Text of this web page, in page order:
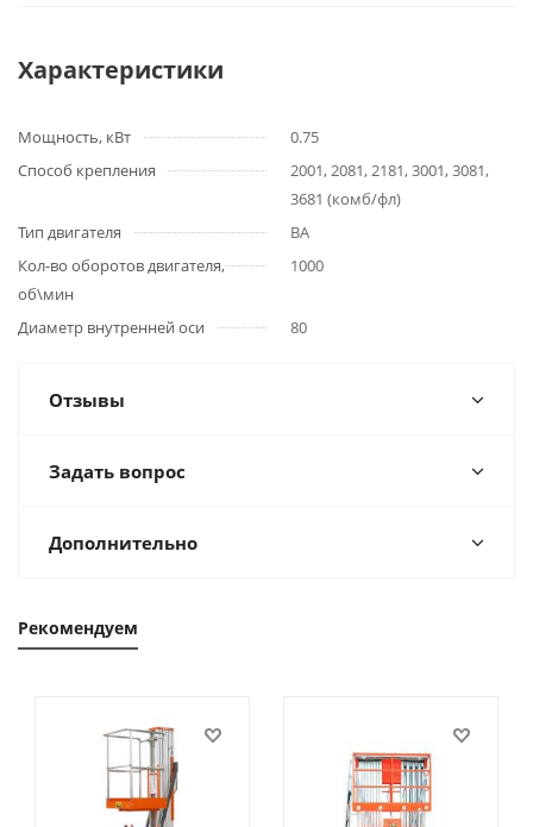
Характеристики
Мощность, кВт
0.75
Способ крепления
2001, 2081, 2181, 3001, 3081,
3681 (комб/фл)
Тип двигателя
ВА
Кол-во оборотов двигателя,
об\мин
1000
Диаметр внутренней оси 80
Отзывы
Задать вопрос
Дополнительно
Рекомендуем